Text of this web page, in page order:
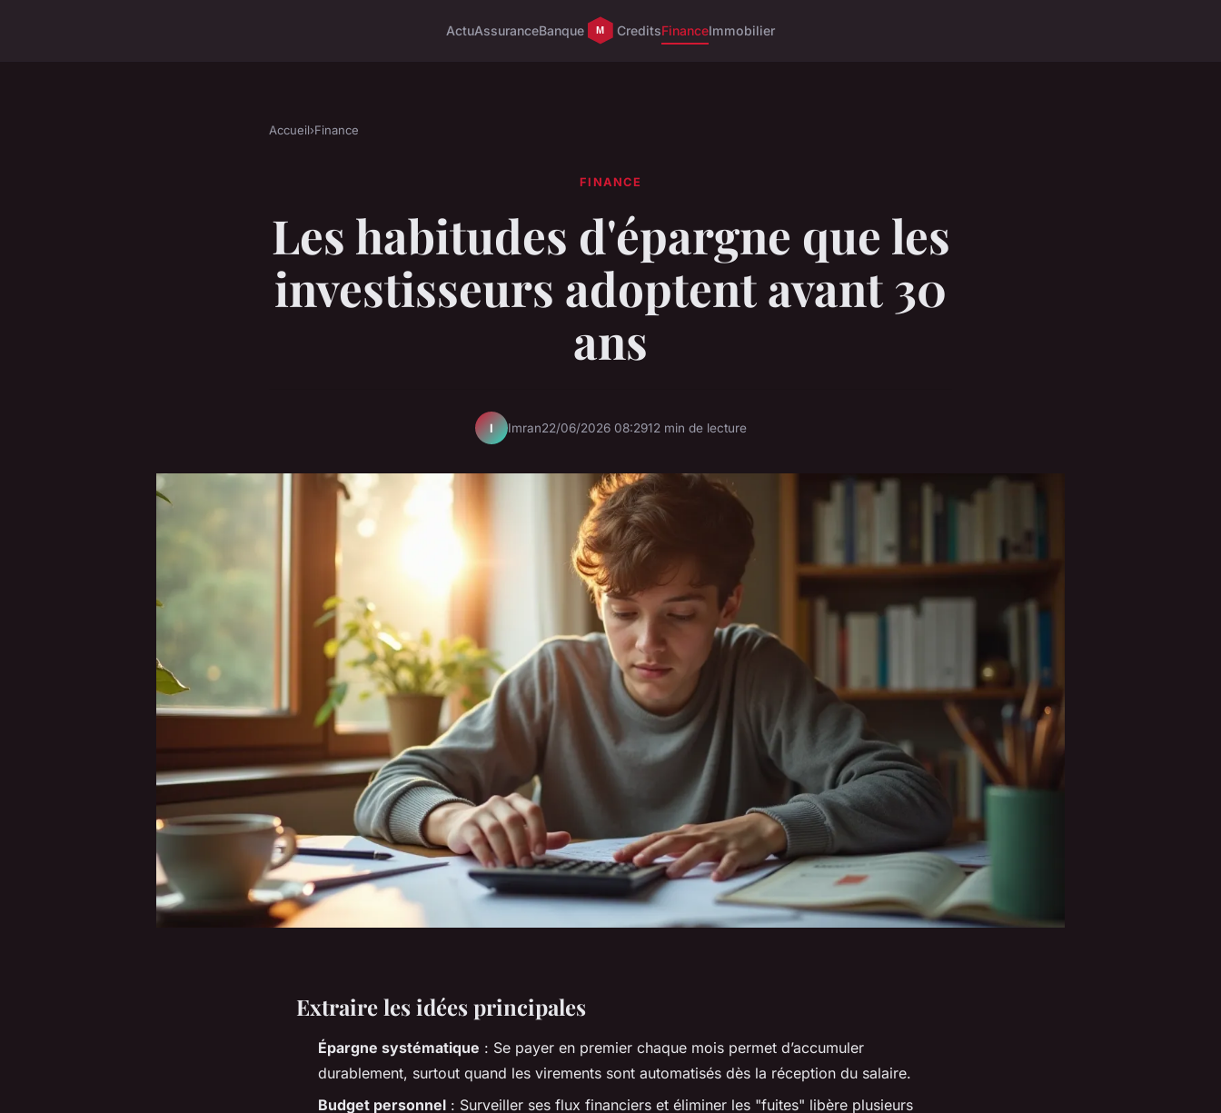
ActuAssuranceBanque CreditsFinanceImmobilier
Accueil›Finance
FINANCE
Les habitudes d'épargne que les
investisseurs adoptent avant 30
ans
I Imran22/06/2026 08:2912 min de lecture
Extraire les idées principales
Épargne systématique : Se payer en premier chaque mois permet d’accumuler
durablement, surtout quand les virements sont automatisés dès la réception du salaire.
Budget personnel : Surveiller ses flux financiers et éliminer les "fuites" libère plusieurs